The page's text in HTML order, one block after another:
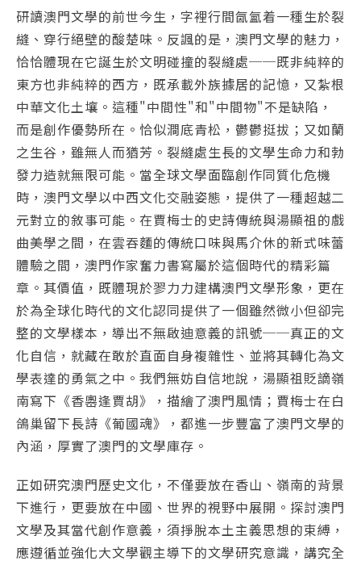
研讀澳門文學的前世今生，字裡行間氤氳着一種生於裂
縫、穿行絕壁的酸楚味。反諷的是，澳門文學的魅力，
恰恰體現在它誕生於文明碰撞的裂縫處──既非純粹的
東方也非純粹的西方，既承載外族據居的記憶，又紮根
中華文化土壤。這種"中間性"和"中間物"不是缺陷，
而是創作優勢所在。恰似澗底青松，鬱鬱挺拔；又如蘭
之生谷，雖無人而猶芳。裂縫處生長的文學生命力和勃
發力造就無限可能。當全球文學面臨創作同質化危機
時，澳門文學以中西文化交融姿態，提供了一種超越二
元對立的敘事可能。在賈梅士的史詩傳統與湯顯祖的戲
曲美學之間，在雲吞麵的傳統口味與馬介休的新式味蕾
體驗之間，澳門作家奮力書寫屬於這個時代的精彩篇
章。其價值，既體現於翏力力建構澳門文學形象，更在
於為全球化時代的文化認同提供了一個雖然微小但卻完
整的文學樣本，導出不無啟迪意義的訊號──真正的文
化自信，就藏在敢於直面自身複雜性、並將其轉化為文
學表達的勇氣之中。我們無妨自信地說，湯顯祖貶謫嶺
南寫下《香嶴逢賈胡》，描繪了澳門風情；賈梅士在白
鴿巢留下長詩《葡國魂》，都進一步豐富了澳門文學的
內涵，厚實了澳門的文學庫存。
正如研究澳門歷史文化，不僅要放在香山、嶺南的背景
下進行，更要放在中國、世界的視野中展開。探討澳門
文學及其當代創作意義，須掙脫本土主義思想的束縛，
應遵循並強化大文學觀主導下的文學研究意識，講究全